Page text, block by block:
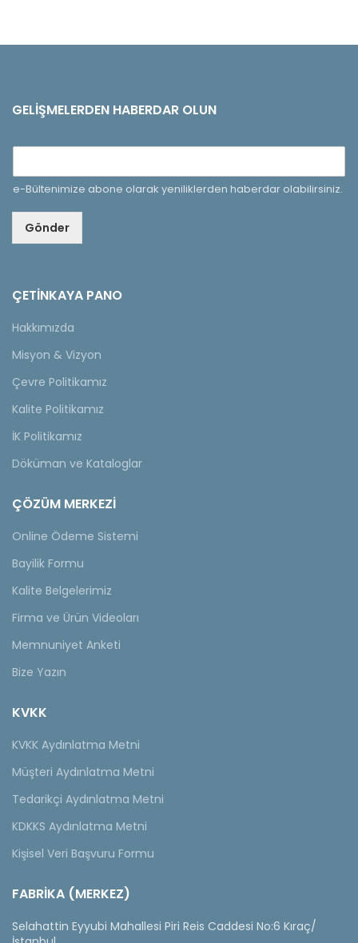
GELIŞMELERDEN HABERDAR OLUN
e-Bültenimize abone olarak yeniliklerden haberdar olabilirsiniz.
Gönder
ÇETINKAYA PANO
Hakkımızda
Misyon & Vizyon
Çevre Politikamız
Kalite Politikamız
İK Politikamız
Döküman ve Kataloglar
ÇÖZÜM MERKEZİ
Online Ödeme Sistemi
Bayilik Formu
Kalite Belgelerimiz
Firma ve Ürün Videoları
Memnuniyet Anketi
Bize Yazın
KVKK
KVKK Aydınlatma Metni
Müşteri Aydınlatma Metni
Tedarikçi Aydınlatma Metni
KDKKS Aydınlatma Metni
Kişisel Veri Başvuru Formu
FABRİKA (MERKEZ)
Selahattin Eyyubi Mahallesi Piri Reis Caddesi No:6 Kıraç/